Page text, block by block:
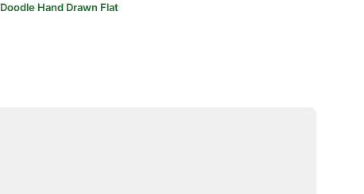
Doodle Hand Drawn Flat